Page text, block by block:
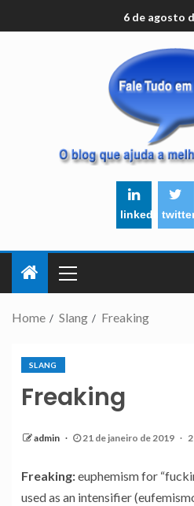
6 de agosto
linkedintwitter
Home Slang Freaking
SLANG
Freaking
admin 21 de janeiro de 2019
Freaking:euphemism for
used as an intensifier